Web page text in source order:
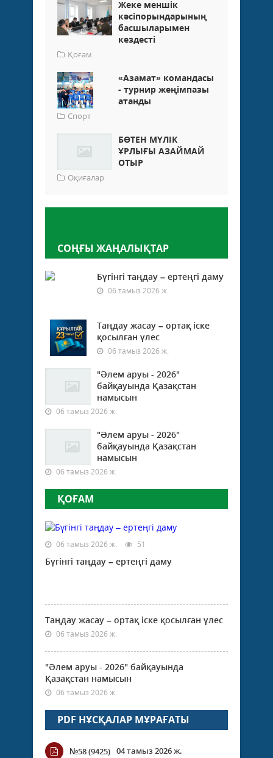
Жеке меншік
кәсіпорындарының
басшыларымен
кездесті
Қоғам
«Азамат» командасы
- турнир жеңімпазы
атанды
Спорт
БӨТЕН МҮЛІК
ҰРЛЫҒЫ АЗАЙМАЙ
ОТЫР
Оқиғалар
СОҢҒЫ ЖАҢАЛЫҚТАР
Бүгінгі таңдау – ертеңгі даму
06 тамыз 2026 ж.
Таңдау жасау – ортақ іске
қосылған үлес
06 тамыз 2026 ж.
"Әлем аруы - 2026"
байқауында Қазақстан
намысын
06 тамыз 2026 ж.
"Әлем аруы - 2026"
байқауында Қазақстан
намысын
06 тамыз 2026 ж.
ҚОҒАМ
06 тамыз 2026 ж. 51
Бүгінгі таңдау – ертеңгі даму
Таңдау жасау – ортақ іске қосылған үлес
06 тамыз 2026 ж.
"Әлем аруы - 2026" байқауында
Қазақстан намысын
06 тамыз 2026 ж.
PDF НҰСҚАЛАР МҰРАҒАТЫ
№58 (9425) 04 тамыз 2026 ж.